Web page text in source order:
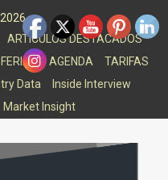
ARTICULOS DESTACADOS
FERIAS AGENDA
TARIFAS
Data
Inside Interview
Market Insight